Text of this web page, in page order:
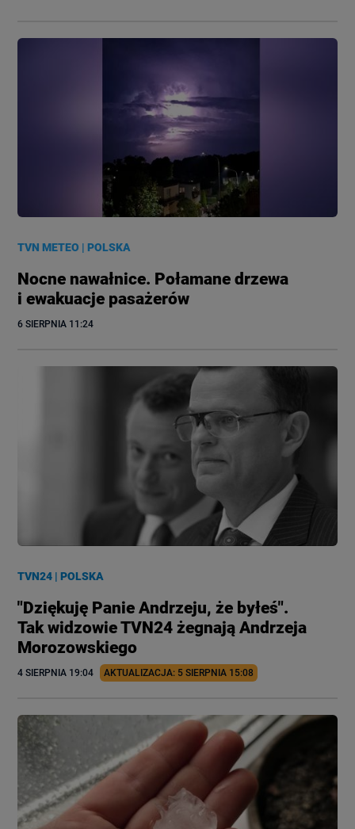
TVN METEO |POLSKA
Nocne nawałnice. Połamane drzewa
i ewakuacje pasażerów
6 SIERPNIA 11:24
TVN24 |POLSKA
"Dziękuję Panie Andrzeju, że byłeś".
Tak widzowie TVN24 żegnają Andrzeja
Morozowskiego
4 SIERPNIA 19:04 AKTUALIZACJA: 5 SIERPNIA 15:08